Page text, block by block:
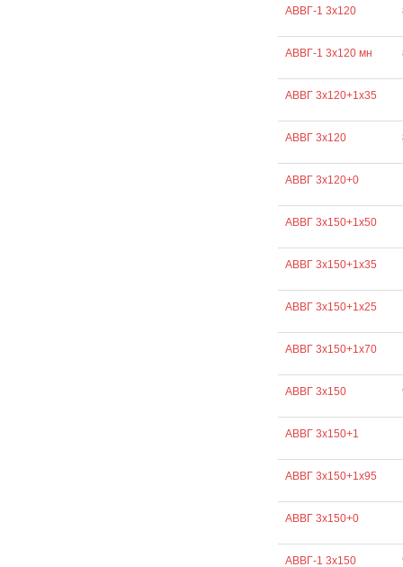
АВВГ-1 3х120
АВВГ-1 3х120 мн
АВВГ 3х120+1х35
АВВГ 3х120
АВВГ 3х120+0
АВВГ 3х150+1х50
АВВГ 3х150+1х35
АВВГ 3х150+1х25
АВВГ 3х150+1х70
АВВГ 3х150
АВВГ 3х150+1
АВВГ 3х150+1х95
АВВГ 3х150+0
АВВГ-1 3х150